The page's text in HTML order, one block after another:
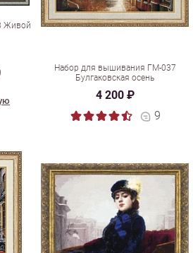
Живой
Набор для вышивания ГМ-037
Булгаковская осень
4 200 ₽
9